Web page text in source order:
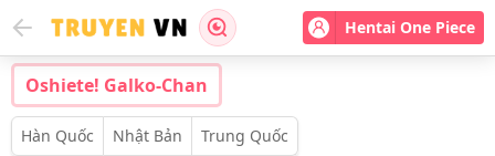
Hentai One Piece
Oshiete! Galko-Chan
Hàn Quốc Nhật Bản
Trung Quốc